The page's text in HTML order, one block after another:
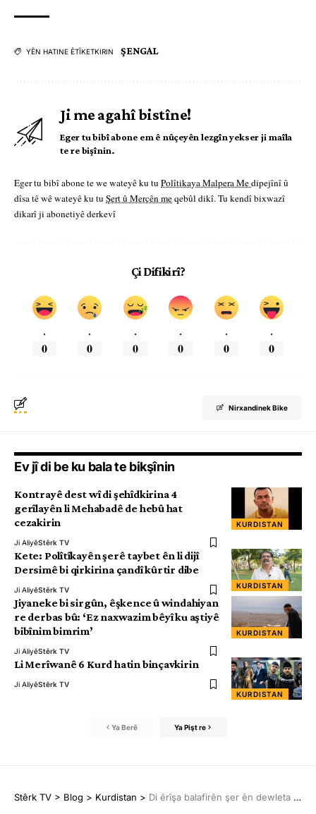
YÊN HATINE ÊTÎKETKIRIN ŞENGAL
Ji me agahî bistîne!
Eger tu bibî abone em ê nûçeyên lezgîn yekser ji maîla
te re bişînin.
Eger tu bibî abone te we wateyê ku tu Polîtikaya Malpera Medipejînî û
dîsa tê wê wateyê ku tu Şert û Mercên meqebûl dikî. Tu kendî bixwazî
dikarî ji abonetiyê derkevî
Çi Difikirî?
.
0
.
0
.
0
.
0
.
0
.
0
Nirxandinek Bike
Ev jî di be ku bala te bikşînin
KURDISTAN
Kontrayê dest wî di şehîdkirina 4
gerîlayên li Mehabadê de hebû hat
cezakirin
Ji AliyêStêrk TV
KURDISTAN
Kete: Polîtîkayên şerê taybet ên li dijî
Dersimê bi qirkirina çandî kûrtir dibe
Ji AliyêStêrk TV
KURDISTAN
Jiyaneke bi sirgûn, êşkence û windahiyan
re derbas bû: ‘Ez naxwazim bêyî ku aştiyê
bibînim bimrim’
Ji AliyêStêrk TV
KURDISTAN
Li Merîwanê 6 Kurd hatin binçavkirin
Ji AliyêStêrk TV
Ya Berê Ya Pişt re
Stêrk TV > Blog > Kurdistan > Di êrîşa balafirên şer ên dewleta Tirk de 2 kesan jiyana xwe ji dest dan